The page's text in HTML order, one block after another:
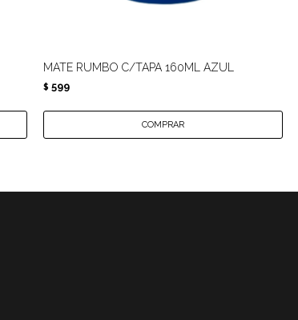
MATE RUMBO C/TAPA 160ML AZUL
$ 599